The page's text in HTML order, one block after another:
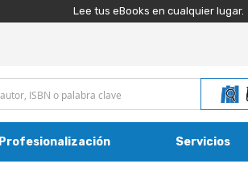
Lee tus eBooks en cualquier lugar.
Profesionalización Servicios